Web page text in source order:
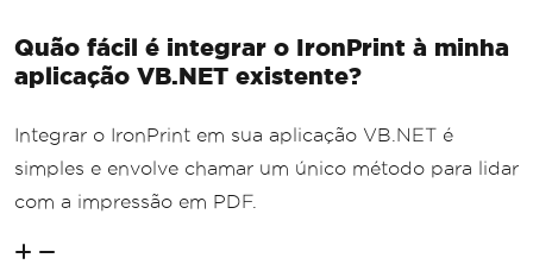
Quão fácil é integrar o IronPrint à minha
aplicação VB.NET existente?
Integrar o IronPrint em sua aplicação VB.NET é
simples e envolve chamar um único método para lidar
com a impressão em PDF.